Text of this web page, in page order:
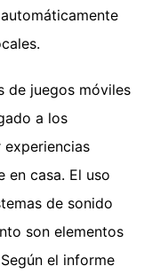
de juegos móviles
a los
en casa. El uso
de sonido
son elementos
el informe